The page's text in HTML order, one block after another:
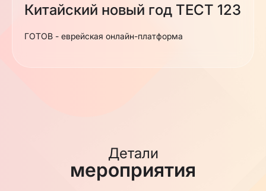
Китайский новый год ТЕСТ 123
ГОТОВ - еврейская онлайн-платформа
Детали
мероприятия